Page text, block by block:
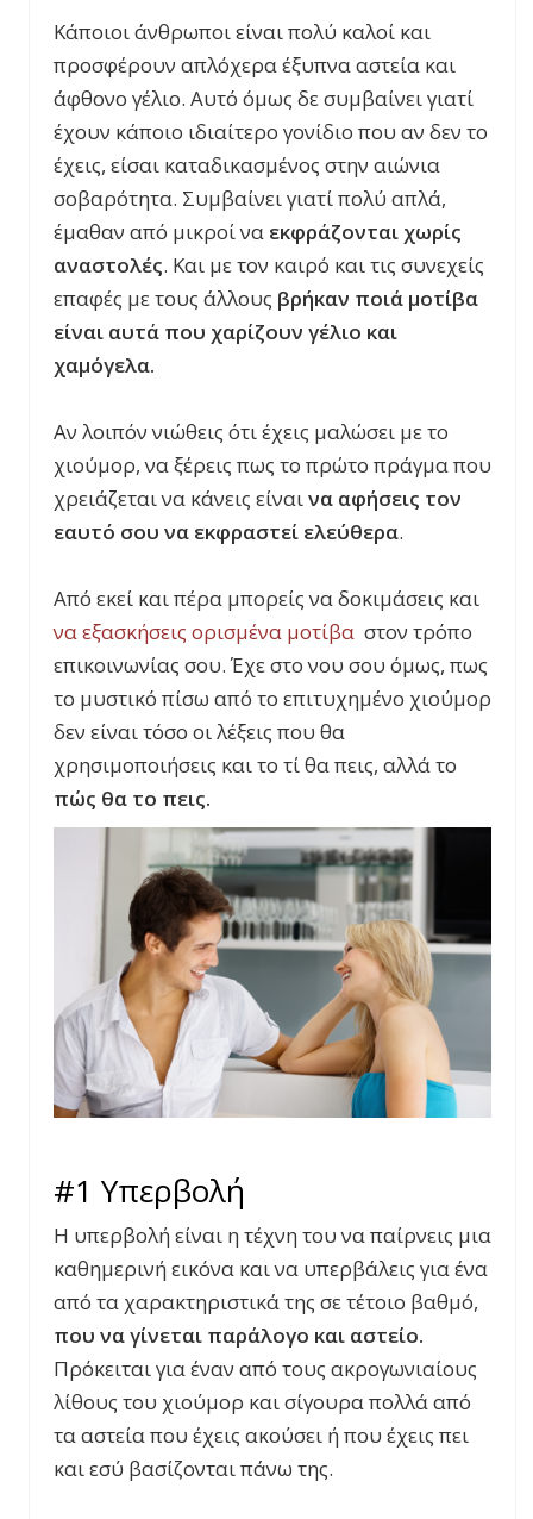
Κάποιοι άνθρωποι είναι πολύ καλοί και
προσφέρουν απλόχερα έξυπνα αστεία και
άφθονο γέλιο. Αυτό όμως δε συμβαίνει γιατί
έχουν κάποιο ιδιαίτερο γονίδιο που αν δεν το
έχεις, είσαι καταδικασμένος στην αιώνια
σοβαρότητα. Συμβαίνει γιατί πολύ απλά,
έμαθαν από μικροί να εκφράζονται χωρίς
αναστολές. Και με τον καιρό και τις συνεχείς
επαφές με τους άλλους βρήκαν ποιά μοτίβα
είναι αυτά που χαρίζουν γέλιο και
χαμόγελα.
Αν λοιπόν νιώθεις ότι έχεις μαλώσει με το
χιούμορ, να ξέρεις πως το πρώτο πράγμα που
χρειάζεται να κάνεις είναινα αφήσεις τον
εαυτό σου να εκφραστεί ελεύθερα.
Από εκεί και πέρα μπορείς να δοκιμάσεις και
να εξασκήσεις ορισμένα μοτίβα στον τρόπο
επικοινωνίας σου. Έχε στο νου σου όμως, πως
το μυστικό πίσω από το επιτυχημένο χιούμορ
δεν είναι τόσο οι λέξεις που θα
χρησιμοποιήσεις και το τί θα πεις, αλλά το
πώς θα το πεις.
#1 Υπερβολή
Η υπερβολή είναι η τέχνη του να παίρνεις μια
καθημερινή εικόνα και να υπερβάλεις για ένα
από τα χαρακτηριστικά της σε τέτοιο βαθμό,
που να γίνεται παράλογο και αστείο.
Πρόκειται για έναν από τους ακρογωνιαίους
λίθους του χιούμορ και σίγουρα πολλά από
τα αστεία που έχεις ακούσει ή που έχεις πει
και εσύ βασίζονται πάνω της.